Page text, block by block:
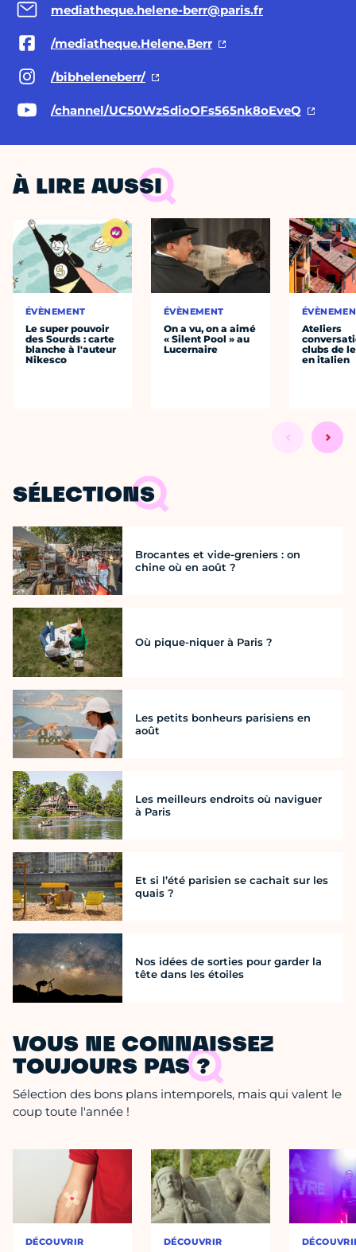
mediatheque.helene-berr@paris.fr
/mediatheque.Helene.Berr
/bibheleneberr/
/channel/UC50WzSdioOFs565nk8oEveQ
À LIRE AUSSI
ÉVÈNEMENT
Le super pouvoir
des Sourds : carte
blanche à l'auteur
Nikesco
ÉVÈNEMENT
On a vu, on a aimé
« Silent Pool » au
Lucernaire
Ateliers
clubs de
en italien
SÉLECTIONS
Brocantes et vide-greniers : on
chine où en août ?
Où pique-niquer à Paris ?
Les petits bonheurs parisiens en
août
Les meilleurs endroits où naviguer
à Paris
Et si l’été parisien se cachait sur les
quais ?
Nos idées de sorties pour garder la
tête dans les étoiles
VOUS NE CONNAISSEZ
TOUJOURS PAS ?
Sélection des bons plans intemporels, mais qui valent le
coup toute l'année !
DÉCOUVRIR DÉCOUVRIR